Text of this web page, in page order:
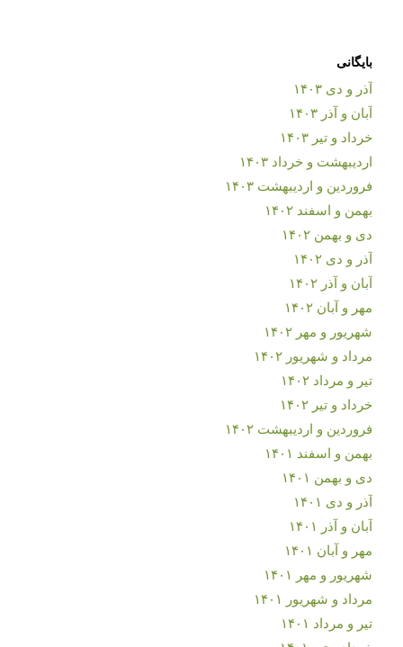
بایگانی
آذر و دی ۱۴۰۳
آبان و آذر ۱۴۰۳
خرداد و تیر ۱۴۰۳
اردیبهشت و خرداد ۱۴۰۳
فروردین و اردیبهشت ۱۴۰۳
بهمن و اسفند ۱۴۰۲
دی و بهمن ۱۴۰۲
آذر و دی ۱۴۰۲
آبان و آذر ۱۴۰۲
مهر و آبان ۱۴۰۲
شهریور و مهر ۱۴۰۲
مرداد و شهریور ۱۴۰۲
تیر و مرداد ۱۴۰۲
خرداد و تیر ۱۴۰۲
فروردین و اردیبهشت ۱۴۰۲
بهمن و اسفند ۱۴۰۱
دی و بهمن ۱۴۰۱
آذر و دی ۱۴۰۱
آبان و آذر ۱۴۰۱
مهر و آبان ۱۴۰۱
شهریور و مهر ۱۴۰۱
مرداد و شهریور ۱۴۰۱
تیر و مرداد ۱۴۰۱